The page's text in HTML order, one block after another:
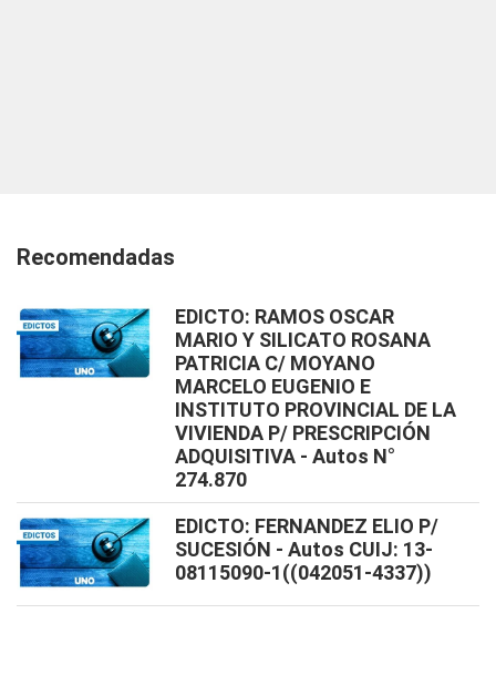
Recomendadas
EDICTO: RAMOS OSCAR
MARIO Y SILICATO ROSANA
PATRICIA C/ MOYANO
MARCELO EUGENIO E
INSTITUTO PROVINCIAL DE LA
VIVIENDA P/ PRESCRIPCIÓN
ADQUISITIVA - Autos N°
274.870
EDICTO: FERNANDEZ ELIO P/
SUCESIÓN - Autos CUIJ: 13-
08115090-1((042051-4337))